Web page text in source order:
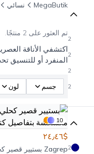
2
2
2
2
2
MegaButik نسائي
تم العثور على 2 منتجًا.
اكتشفي الأناقة
المنفرد أو للتنسيق
جسم لون
10
$٢٤٫٤٦
Zagrep بستيير قصير